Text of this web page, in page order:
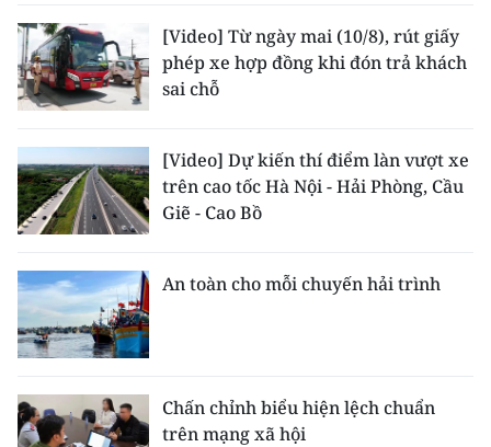
[Video] Từ ngày mai (10/8), rút giấy
phép xe hợp đồng khi đón trả khách
sai chỗ
[Video] Dự kiến thí điểm làn vượt xe
trên cao tốc Hà Nội - Hải Phòng, Cầu
Giẽ - Cao Bồ
An toàn cho mỗi chuyến hải trình
Chấn chỉnh biểu hiện lệch chuẩn
trên mạng xã hội